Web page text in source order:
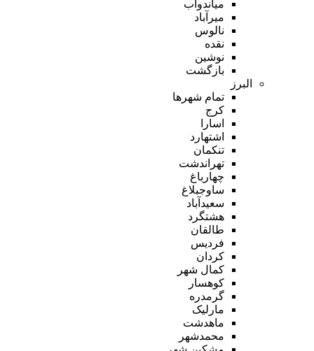
میاندوآب
میرآباد
نالوس
نقده
نوشین
بازگشت
البرز
تمام شهر‌ها
کرج
اسارا
اشتهارد
تنکمان
تهراندشت
چهارباغ
ساوجبلاغ
سعیدآباد
هشتگرد
طالقان
فردیس
کردان
کمال شهر
کوهسار
گرمدره
مارلیک
ماهدشت
محمدشهر